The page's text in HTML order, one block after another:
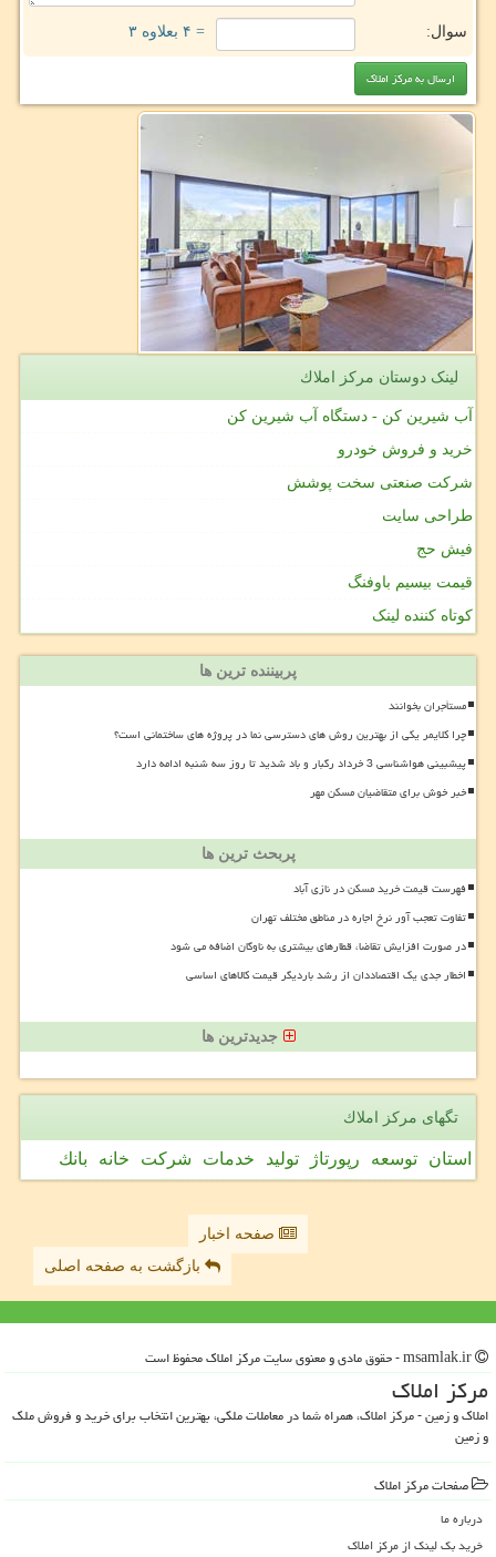
سوال: = ۴ بعلاوه ۳
لینک دوستان مركز املاك
آب شیرین کن - دستگاه آب شیرین کن
خرید و فروش خودرو
شرکت صنعتی سخت پوشش
طراحی سایت
فیش حج
قیمت بیسیم باوفنگ
کوتاه کننده لینک
پربیننده ترین ها
مستأجران بخوانند
چرا کلایمر یکی از بهترین روش های دسترسی نما در پروژه های ساختمانی است؟
پیشبینی هواشناسی 3 خرداد رگبار و باد شدید تا روز سه شنبه ادامه دارد
خبر خوش برای متقاضیان مسکن مهر
پربحث ترین ها
فهرست قیمت خرید مسکن در نازی آباد
تفاوت تعجب آور نرخ اجاره در مناطق مختلف تهران
در صورت افزایش تقاضا، قطارهای بیشتری به ناوگان اضافه می شود
اخطار جدی یک اقتصاددان از رشد باردیگر قیمت کالاهای اساسی
جدیدترین ها
تگهای مركز املاك
استان توسعه رپورتاژ تولید خدمات شركت خانه بانك
صفحه اخبار
بازگشت به صفحه اصلی
مركز املاك
املاک و زمین - مرکز املاک، همراه شما در معاملات ملکی، بهترین انتخاب برای خرید و فروش ملک
و زمین
صفحات مركز املاك
درباره ما
خرید بک لینک از مركز املاك